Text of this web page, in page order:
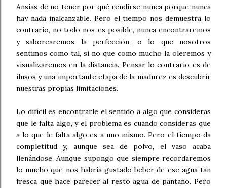
Ansias de no tener por qué rendirse nunca porque nunca
hay nada inalcanzable. Pero el tiempo nos demuestra lo
contrario, no todo nos es posible, nunca encontraremos
y saborearemos la perfección, o lo que nosotros
sentimos como tal, si no que como mucho la oleremos y
visualizaremos en la distancia. Pensar lo contrario es de
ilusos y una importante etapa de la madurez es descubrir
nuestras propias limitaciones.
Lo difícil es encontrarle el sentido a algo que consideras
que le falta algo, y el problema es cuando consideras que
a lo que le falta algo es a uno mismo. Pero el tiempo da
completitud y, aunque sea de polvo, el vaso acaba
llenándose. Aunque supongo que siempre recordaremos
lo mucho que nos habría gustado beber de ese agua tan
fresca que hace parecer al resto agua de pantano. Pero